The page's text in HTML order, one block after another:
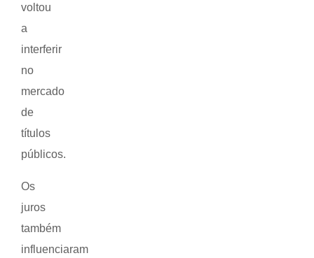
voltou
a
interferir
no
mercado
de
títulos
públicos.
Os
juros
também
influenciaram